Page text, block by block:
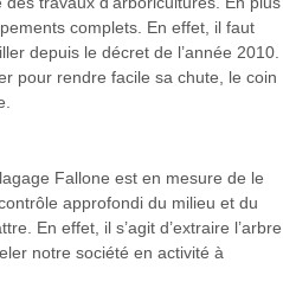
complets. En effet, il faut
depuis le décret de l’année 2010.
pour rendre facile sa chute, le coin
Fallone est en mesure de le
approfondi du milieu et du
En effet, il s’agit d’extraire l’arbre
notre société en activité à